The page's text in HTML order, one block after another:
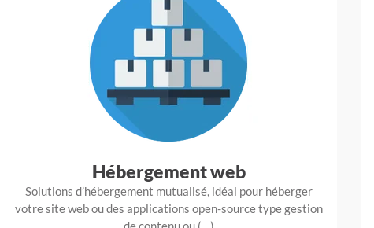
Hébergement web
Solutions d’hébergement mutualisé, idéal pour héberger
votre site web ou des applications open-source type gestion